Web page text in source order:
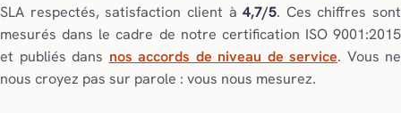
SLA respectés, satisfaction client à4,7/5. Ces chiffres sont
mesurés dans le cadre de notre certification ISO 9001:2015
et publiés dans nos accords de niveau de service. Vous ne
nous croyez pas sur parole : vous nous mesurez.